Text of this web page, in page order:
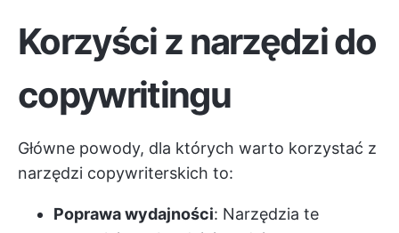
Korzyści z narzędzi do
copywritingu
Główne powody, dla których warto korzystać z
narzędzi copywriterskich to:
Poprawa wydajności: Narzędzia te